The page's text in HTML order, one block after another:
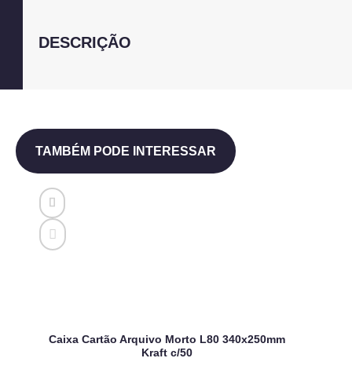
DESCRIÇÃO
TAMBÉM PODE INTERESSAR
Caixa Cartão Arquivo Morto L80 340x250mm
Kraft c/50